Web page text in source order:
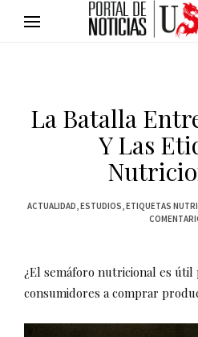
La Batalla
Y Las
ACTUALIDAD ESTUDIOS ETIQUETAS
¿El semáforo nutricional es útil
consumidores a comprar